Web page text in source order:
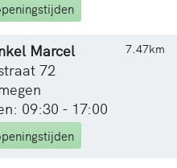
7.47km
Marcel
72
09:30 - 17:00